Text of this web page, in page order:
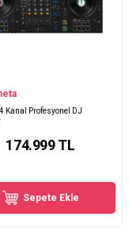
Kanal Profesyonel DJ
174.999TL
Sepete Ekle